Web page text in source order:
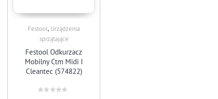
Festool, Urządzenia
sprzątające
Festool Odkurzacz
Mobilny Ctm Midi I
Cleantec (574822)